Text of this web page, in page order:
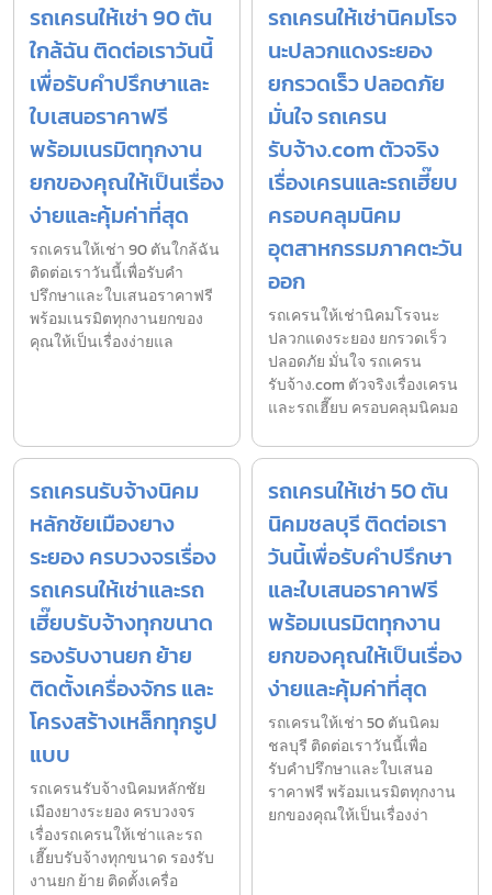
รถเครนให้เช่า 90 ตัน
ใกล้ฉัน ติดต่อเราวันนี้
เพื่อรับคำปรึกษาและ
ใบเสนอราคาฟรี
พร้อมเนรมิตทุกงาน
ยกของคุณให้เป็นเรื่อง
ง่ายและคุ้มค่าที่สุด
รถเครนให้เช่า 90 ตันใกล้ฉัน
ติดต่อเราวันนี้เพื่อรับคำ
ปรึกษาและใบเสนอราคาฟรี
พร้อมเนรมิตทุกงานยกของ
คุณให้เป็นเรื่องง่ายแล
รถเครนให้เช่านิคมโรจ
นะปลวกแดงระยอง
ยกรวดเร็ว ปลอดภัย
มั่นใจ รถเครน
รับจ้าง.com ตัวจริง
เรื่องเครนและรถเฮี๊ยบ
ครอบคลุมนิคม
อุตสาหกรรมภาคตะวัน
ออก
รถเครนให้เช่านิคมโรจนะ
ปลวกแดงระยอง ยกรวดเร็ว
ปลอดภัย มั่นใจ รถเครน
รับจ้าง.com ตัวจริงเรื่องเครน
และรถเฮี๊ยบ ครอบคลุมนิคมอ
รถเครนรับจ้างนิคม
หลักชัยเมืองยาง
ระยอง ครบวงจรเรื่อง
รถเครนให้เช่าและรถ
เฮี๊ยบรับจ้างทุกขนาด
รองรับงานยก ย้าย
ติดตั้งเครื่องจักร และ
โครงสร้างเหล็กทุกรูป
แบบ
รถเครนรับจ้างนิคมหลักชัย
เมืองยางระยอง ครบวงจร
เรื่องรถเครนให้เช่าและรถ
เฮี๊ยบรับจ้างทุกขนาด รองรับ
งานยก ย้าย ติดตั้งเครื่อ
รถเครนให้เช่า 50 ตัน
นิคมชลบุรี ติดต่อเรา
วันนี้เพื่อรับคำปรึกษา
และใบเสนอราคาฟรี
พร้อมเนรมิตทุกงาน
ยกของคุณให้เป็นเรื่อง
ง่ายและคุ้มค่าที่สุด
รถเครนให้เช่า 50 ตันนิคม
ชลบุรี ติดต่อเราวันนี้เพื่อ
รับคำปรึกษาและใบเสนอ
ราคาฟรี พร้อมเนรมิตทุกงาน
ยกของคุณให้เป็นเรื่องง่า